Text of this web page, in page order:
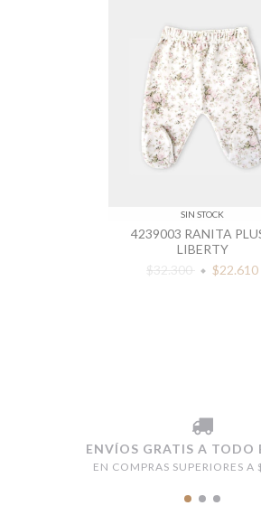
SIN STOCK
4239003 RANITA
LIBERTY
$32.300
$22.610
ENVÍOS GRATIS A TODO
EN COMPRAS SUPERIORES